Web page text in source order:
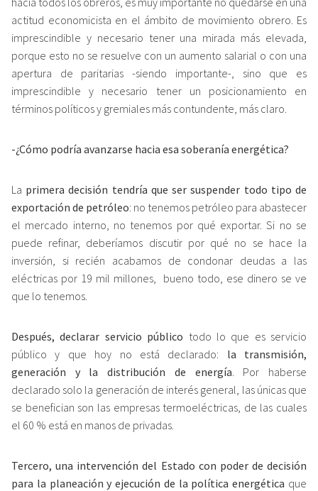
actitud economicista en el ámbito de movimiento obrero. Es
imprescindible y necesario tener una mirada más elevada,
porque esto no se resuelve con un aumento salarial o con una
apertura de paritarias -siendo importante-, sino que es
imprescindible y necesario tener un posicionamiento en
términos políticos y gremiales más contundente, más claro.
-¿Cómo podría avanzarse hacia esa soberanía energética?
La primera decisión tendría que ser suspender todo tipo de
exportación de petróleo: no tenemos petróleo para abastecer
el mercado interno, no tenemos por qué exportar. Si no se
puede refinar, deberíamos discutir por qué no se hace la
inversión, si recién acabamos de condonar deudas a las
eléctricas por 19 mil millones, bueno todo, ese dinero se ve
que lo tenemos.
Después, declarar servicio público todo lo que es servicio
público y que hoy no está declarado: la transmisión,
generación y la distribución de energía . Por haberse
declarado solo la generación de interés general, las únicas que
se benefician son las empresas termoeléctricas, de las cuales
el 60 % está en manos de privadas.
Tercero, una intervención del Estado con poder de decisión
para la planeación y ejecución de la política energética que